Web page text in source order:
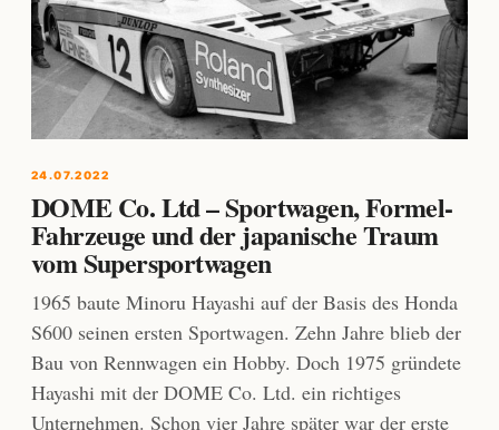
24.07.2022
DOME Co. Ltd – Sportwagen, Formel-
Fahrzeuge und der japanische Traum
vom Supersportwagen
1965 baute Minoru Hayashi auf der Basis des Honda
S600 seinen ersten Sportwagen. Zehn Jahre blieb der
Bau von Rennwagen ein Hobby. Doch 1975 gründete
Hayashi mit der DOME Co. Ltd. ein richtiges
Unternehmen. Schon vier Jahre später war der erste